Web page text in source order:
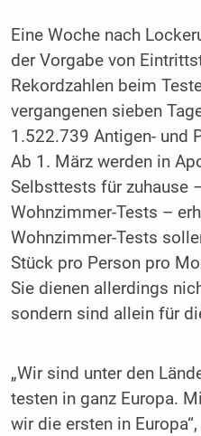
Eine Woche nach
der Vorgabe von
Rekordzahlen beim
vergangenen sieben
1.522.739 Antigen- und
Ab 1. März werden in
Selbsttests für zuhause
Wohnzimmer-Tests –
Wohnzimmer-Tests
Stück pro Person pro
Sie dienen allerdings
sondern sind allein für
„Wir sind unter den
testen in ganz Europa.
wir die ersten in